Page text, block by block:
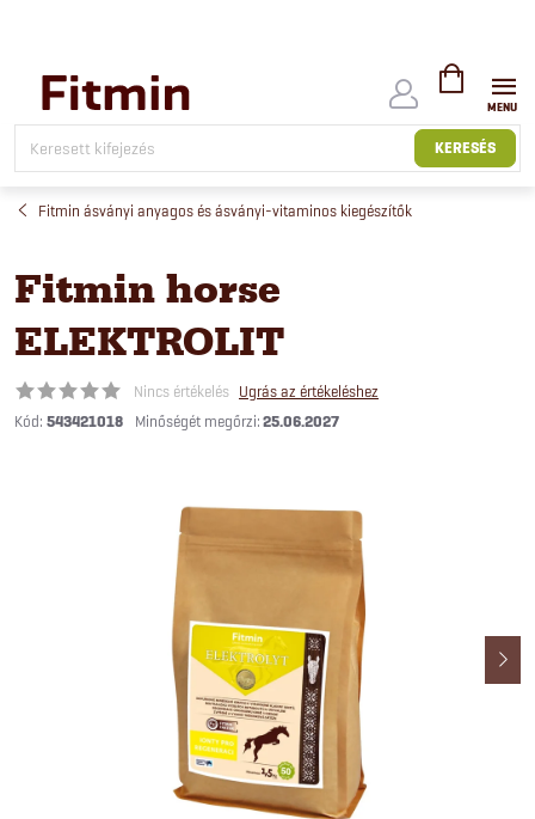
tartalomhoz
KERESÉS
KOSÁR
Fitmin ásványi anyagos és ásványi-vitaminos kiegészítők
Fitmin horse
ELEKTROLIT
Nincs értékelés Ugrás az értékeléshez
Kód: 543421018 25.06.2027